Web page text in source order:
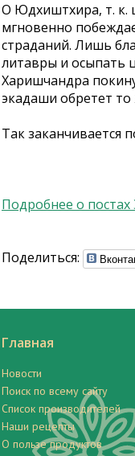
О Юдхиштхира, т. к.
мгновенно
страданий. Лишь
литавры и осыпать
Харишчандра
экадаши обретет
Так заканчивается
Подробнее о
Поделиться:
Главная
Новости
Поиск по всему сайту
Список производителей
Наши рецепты
О пользе продуктов